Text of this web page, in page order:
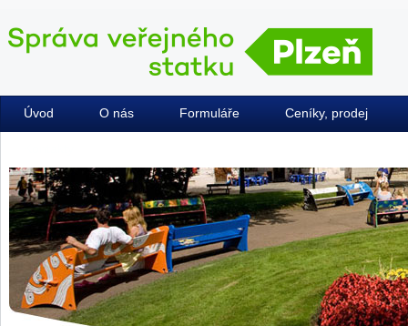
Úvod O nás Formuláře Ceníky, prodej